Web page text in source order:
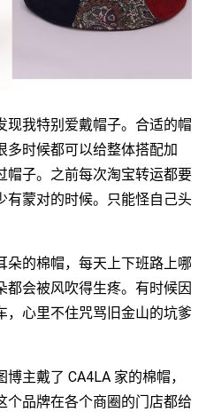
现我特别爱戴帽子。合适的帽
多时候都可以给整体搭配加
帽子。之前每次淘宝转运都要
有蒙对的时候。只能怪自己头
朵的棉帽，每天上下班路上哪
都会被风吹得生疼。有时候因
，心里不住咒骂旧金山的坑爹
主戴了 CA4LA 家的棉帽，
个品牌在各个商圈的门店都给